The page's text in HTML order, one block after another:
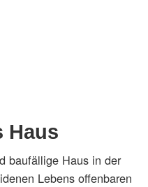
Haus
baufällige Haus in der
Lebens offenbaren